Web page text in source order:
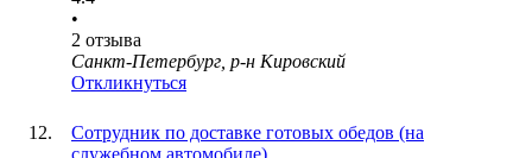
•
2 отзыва
Санкт-Петербург, р-н Кировский
Откликнуться
Сотрудник по доставке готовых обедов (на